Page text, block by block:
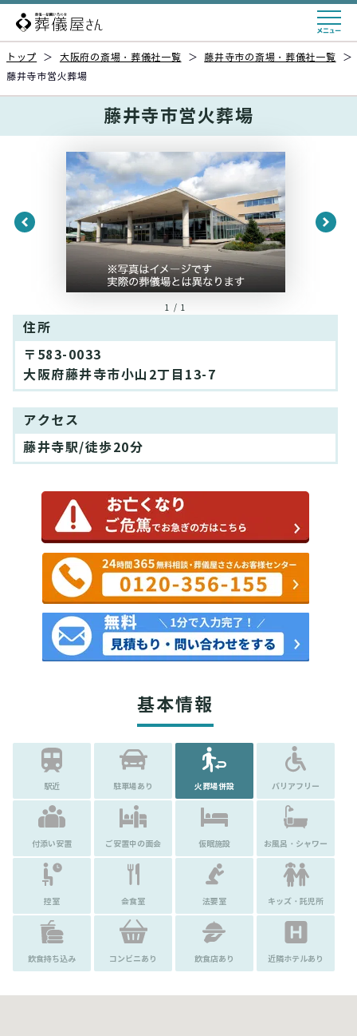
トップ ＞ 大阪府の斎場・葬儀社一覧 ＞ 藤井寺市の斎場・葬儀社一覧
＞
藤井寺市営火葬場
藤井寺市営火葬場
1 / 1
住所
〒583-0033
大阪府藤井寺市小山2丁目13-7
アクセス
藤井寺駅/徒歩20分
基本情報
駅近 駐車場あり 火葬場併設 バリアフリー
付添い安置 ご安置中の面会 仮眠施設 お風呂・シャワー
控室 会食室 法要室 キッズ・託児所
飲食持ち込み コンビニあり 飲食店あり 近隣ホテルあり